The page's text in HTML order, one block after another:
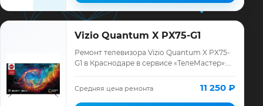
Vizio Quantum X PX75-G1
Ремонт телевизора Vizio Quantum X PX75-
G1 в Краснодаре в сервисе «ТелеМастер»:
ремонта, запчасти и гарантия до 12 месяц…
Средняя цена ремонта 11 250 ₽